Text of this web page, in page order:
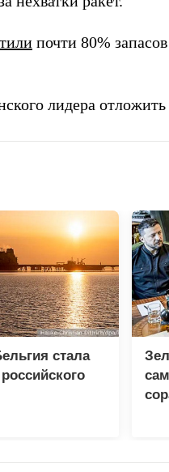
почти 80%
лидера
стала